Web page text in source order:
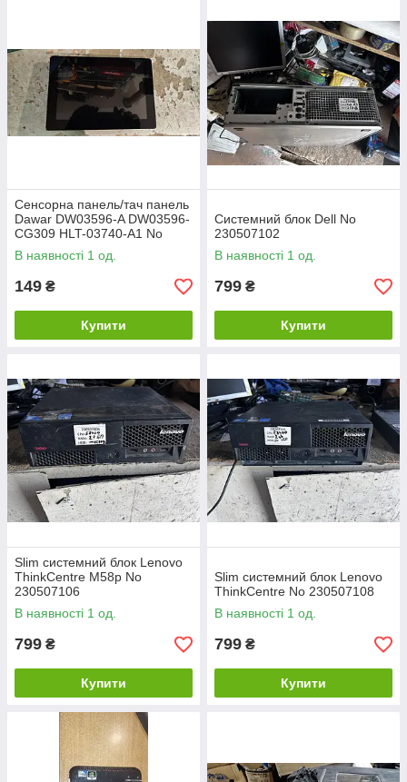
Сенсорна панель/тач панель
Dawar DW03596-A DW03596-
CG309 HLT-03740-A1 No
24130340/1
В наявності 1 од.
149 ₴
Купити
Системний блок Dell No
230507102
В наявності 1 од.
799 ₴
Купити
Slim системний блок Lenovo
ThinkCentre M58p No
230507106
В наявності 1 од.
799 ₴
Купити
Slim системний блок Lenovo
ThinkCentre No 230507108
В наявності 1 од.
799 ₴
Купити